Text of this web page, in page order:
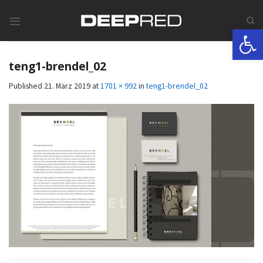
teng1-brendel_02
Published 21. März 2019 at1701 × 992inteng1-brendel_02